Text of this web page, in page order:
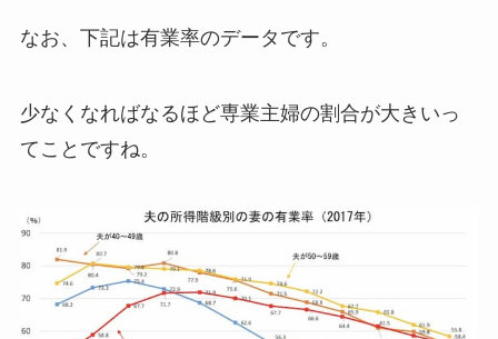
なお、下記は有業率のデータです。
少なくなればなるほど専業主婦の割合が大きいっ
てことですね。